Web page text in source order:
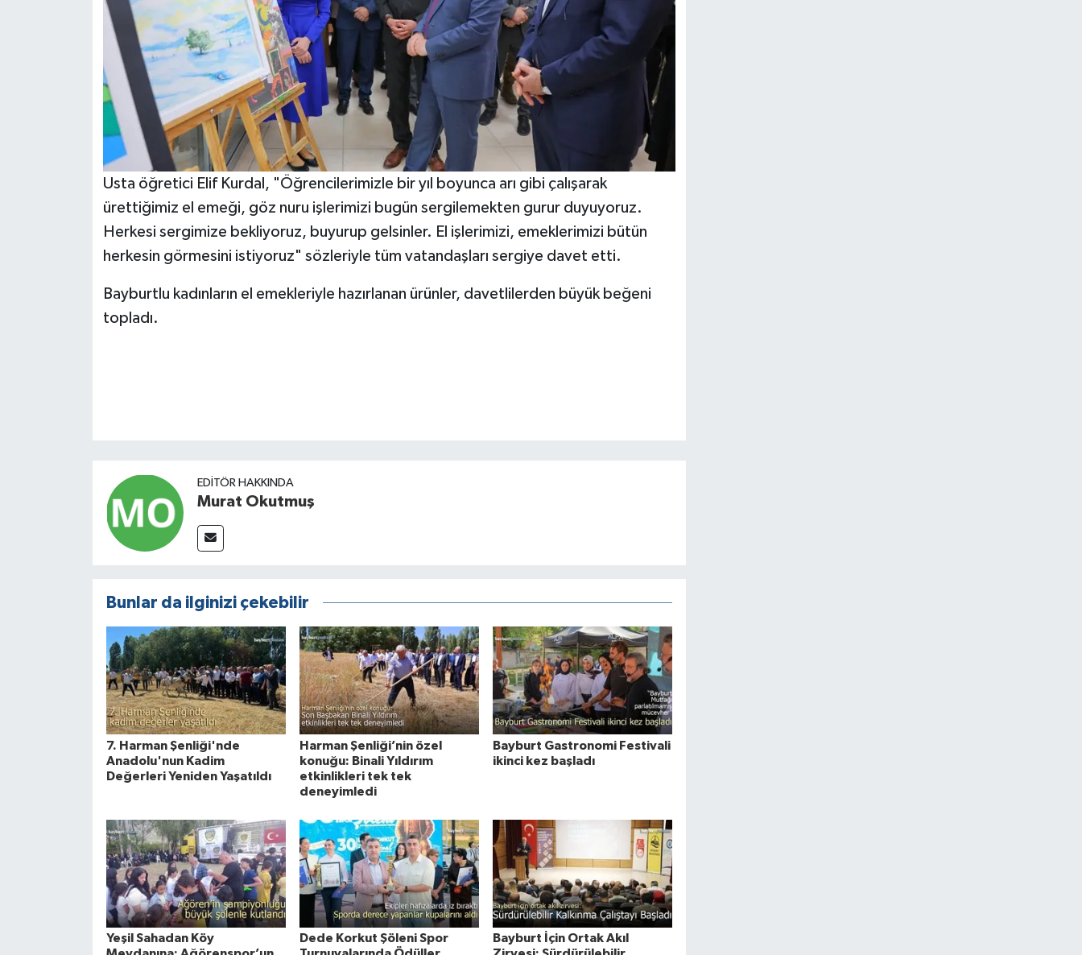
Usta öğretici Elif Kurdal, "Öğrencilerimizle bir yıl boyunca arı gibi çalışarak
ürettiğimiz el emeği, göz nuru işlerimizi bugün sergilemekten gurur duyuyoruz.
Herkesi sergimize bekliyoruz, buyurup gelsinler. El işlerimizi, emeklerimizi bütün
herkesin görmesini istiyoruz" sözleriyle tüm vatandaşları sergiye davet etti.
Bayburtlu kadınların el emekleriyle hazırlanan ürünler, davetlilerden büyük beğeni
topladı.
EDITÖR HAKKINDA
Murat Okutmuş
Bunlar da ilginizi çekebilir
7. Harman Şenliği'nde
Anadolu'nun Kadim
Değerleri Yeniden Yaşatıldı
Harman Şenliği’nin özel
konuğu: Binali Yıldırım
etkinlikleri tek tek
deneyimledi
Bayburt Gastronomi Festivali
ikinci kez başladı
Yeşil Sahadan Köy
Dede Korkut Şöleni Spor
Bayburt İçin Ortak Akıl